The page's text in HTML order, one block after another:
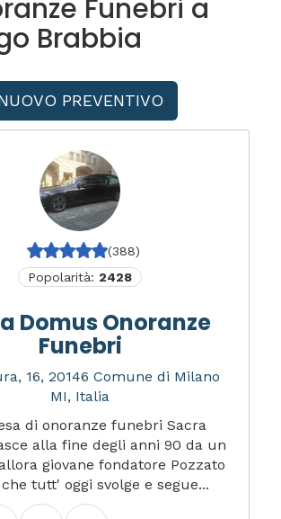
Funebri a
Brabbia
PREVENTIVO
(388)
Popolarità: 2428
Domus Onoranze
Funebri
16, 20146 Comune di Milano
MI, Italia
di onoranze funebri Sacra
alla fine degli anni 90 da un
giovane fondatore Pozzato
che tutt' oggi svolge e segue...